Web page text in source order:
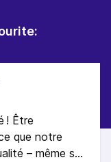
! Être
que notre
– même si